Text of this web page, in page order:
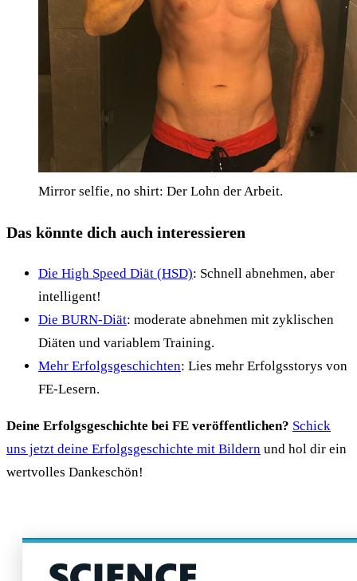
Mirror selfie, no shirt: Der Lohn der Arbeit.
Das könnte dich auch interessieren
Die High Speed Diät (HSD): Schnell abnehmen, aber
intelligent!
Die BURN-Diät: moderate abnehmen mit zyklischen
Diäten und variablem Training.
Mehr Erfolgsgeschichten: Lies mehr Erfolgsstorys von
FE-Lesern.
Deine Erfolgsgeschichte bei FE veröffentlichen? Schick
uns jetzt deine Erfolgsgeschichte mit Bildern und hol dir ein
wertvolles Dankeschön!